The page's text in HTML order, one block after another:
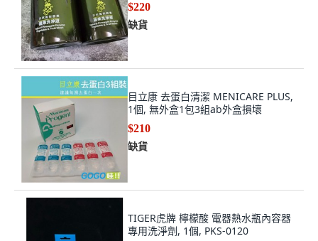
$220
缺貨
目立康 去蛋白清潔 MENICARE PLUS,
1個, 無外盒1包3組ab外盒損壞
$210
缺貨
TIGER虎牌 檸檬酸 電器熱水瓶內容器
專用洗淨劑, 1個, PKS-0120